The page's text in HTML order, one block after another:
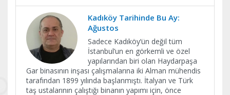
Kadıköy Tarihinde Bu Ay:
Ağustos
Sadece Kadıköy’ün değil tüm
İstanbul’un en görkemli ve özel
yapılarından biri olan Haydarpaşa
Gar binasının inşası çalışmalarına iki Alman mühendis
tarafından 1899 yılında başlanmıştı. İtalyan ve Türk
taş ustalarının çalıştığı binanın yapımı için, önce